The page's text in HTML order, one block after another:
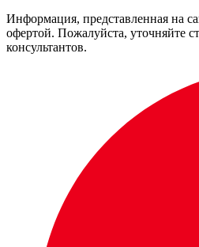
Информация, представленная на
офертой. Пожалуйста, уточняйте
консультантов.